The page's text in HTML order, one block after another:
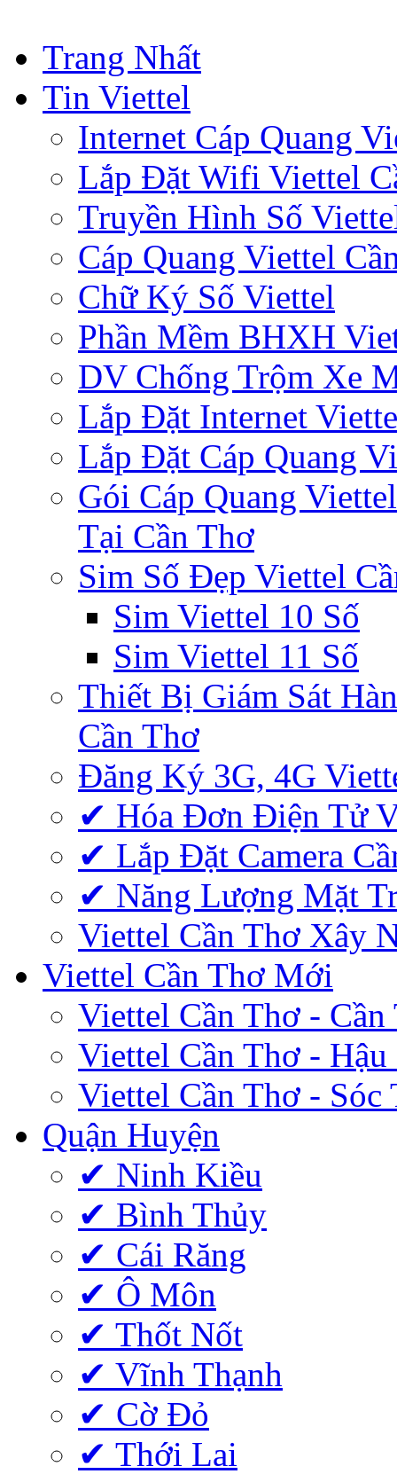
Trang Nhất
Tin Viettel
Internet Cáp Quang
Lắp Đặt Wifi Viettel
Truyền Hình Số
Cáp Quang Viettel
Chữ Ký Số Viettel
Phần Mềm BHXH
DV Chống Trộm Xe
Lắp Đặt Internet
Lắp Đặt Cáp Quang
Gói Cáp Quang
Tại Cần Thơ
Sim Số Đẹp Viettel
Sim Viettel 10 Số
Sim Viettel 11 Số
Thiết Bị Giám Sát
Cần Thơ
Đăng Ký 3G, 4G
✔‎ Hóa Đơn Điện Tử
✔‎ Lắp Đặt Camera
✔‎ Năng Lượng Mặt
Viettel Cần Thơ Xây
Viettel Cần Thơ Mới
Viettel Cần Thơ - Cần
Viettel Cần Thơ - Hậu
Viettel Cần Thơ - Sóc
Quận Huyện
✔ Ninh Kiều
✔ Bình Thủy
✔ Cái Răng
✔ Ô Môn
✔ Thốt Nốt
✔ Vĩnh Thạnh
✔ Cờ Đỏ
✔ Thới Lai